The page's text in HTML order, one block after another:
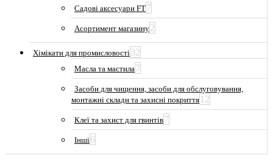
Садові аксесуари FT7
Асортимент магазину2
Хімікати для промисловості 32
Масла та мастила 7
Засоби для чищення, засоби для обслуговування,
монтажні склади та захисні покриття 12
Клеї та захист для гвинтів7
Інші 6